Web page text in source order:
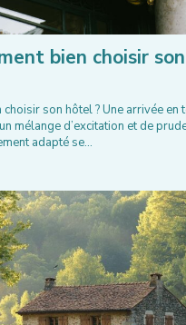
bien choisir son
son hôtel ? Une arrivée en
mélange d’excitation et de
adapté se...